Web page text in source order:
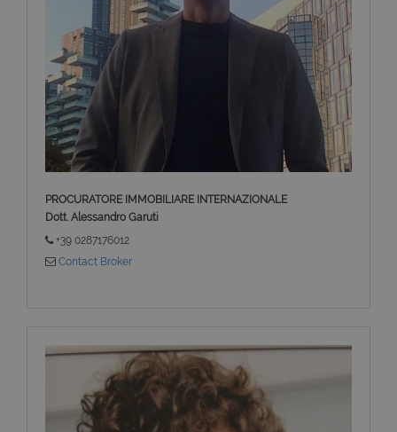
PROCURATORE IMMOBILIARE INTERNAZIONALE
Dott. Alessandro Garuti
+39 0287176012
Contact Broker